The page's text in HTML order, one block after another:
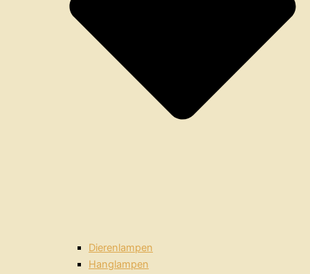
Dierenlampen
Hanglampen